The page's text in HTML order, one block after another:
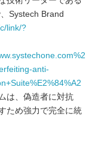
Systech Brand
link/?
anti-
は、偽造者に対抗
ため強力で完全に統